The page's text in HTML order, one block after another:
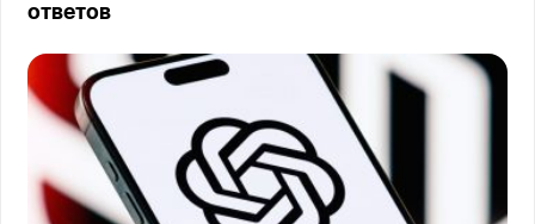
ответов